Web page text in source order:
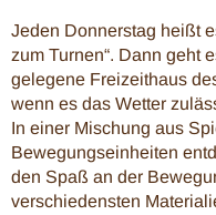
Jeden Donnerstag heißt
zum Turnen“. Dann geht
gelegene Freizeithaus
wenn es das Wetter
In einer Mischung aus
Bewegungseinheiten
den Spaß an der
verschiedensten